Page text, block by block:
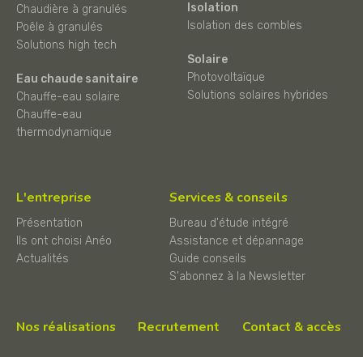
Chaudière à granulés
Poêle à granulés
Solutions high tech
Eau chaude sanitaire
Chauffe-eau solaire
Chauffe-eau
thermodynamique
Isolation
Isolation des combles
Solaire
Photovoltaïque
Solutions solaires hybrides
L'entreprise
Présentation
Ils ont choisi Anéo
Actualités
Services & conseils
Bureau d'étude intégré
Assistance et dépannage
Guide conseils
S'abonnez à la Newsletter
Nos réalisations Recrutement Contact & accès